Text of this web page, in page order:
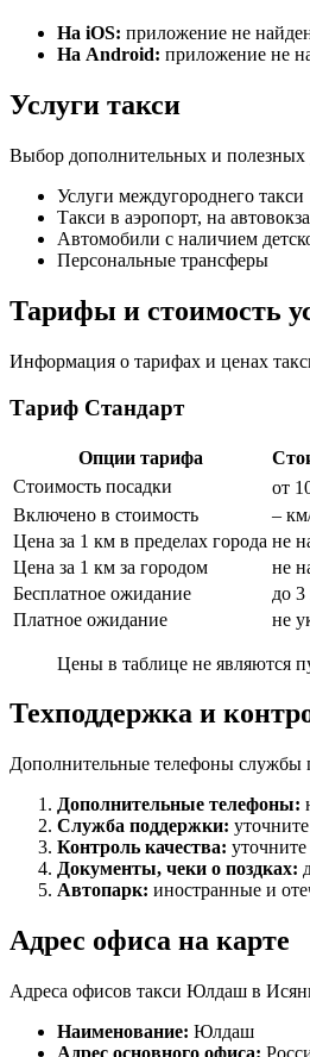
На iOS: приложение не
На Android: приложение не
Услуги такси
Выбор дополнительных и полезных
Услуги междугороднего такси
Такси в аэропорт, на
Автомобили с наличием
Персональные трансферы
Тарифы и стоимость
Информация о тарифах и ценах
Тариф Стандарт
Опции тарифа
Стоимость посадки
от
Включено в стоимость
–
Цена за 1 км в пределах города не
Цена за 1 км за городом
не
Бесплатное ожидание
до
Платное ожидание
не
Цены в таблице не являются
Техподдержка и
Дополнительные телефоны службы
Дополнительные телефоны:
Служба поддержки:
Контроль качества: уточните
Документы, чеки о поздках:
Автопарк: иностранные и
Адрес офиса на карте
Адреса офисов такси Юлдаш в
Наименование: Юлдаш